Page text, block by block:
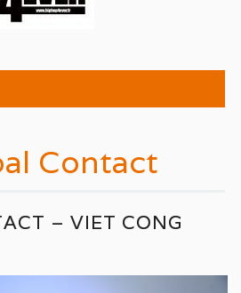
Contact
– VIET CONG